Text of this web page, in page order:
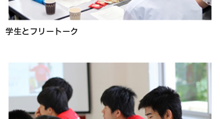
学生とフリートーク